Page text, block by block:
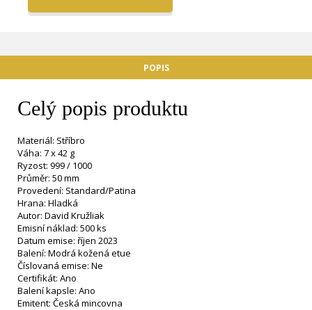
POPIS
Celý popis produktu
Materiál: Stříbro
Váha: 7 x 42 g
Ryzost: 999 / 1000
Průměr: 50 mm
Provedení: Standard/Patina
Hrana: Hladká
Autor: David Kružliak
Emisní náklad: 500 ks
Datum emise: říjen 2023
Balení: Modrá kožená etue
Číslovaná emise: Ne
Certifikát: Ano
Balení kapsle: Ano
Emitent: Česká mincovna